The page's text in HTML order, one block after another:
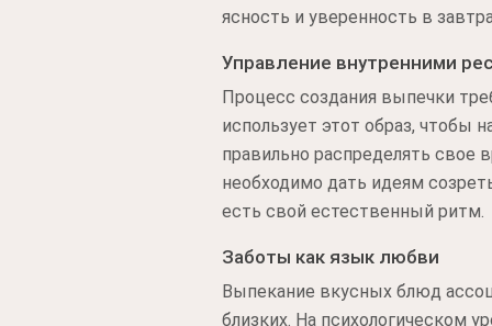
ясность и уверенность в
Управление внутренними
Процесс создания выпечки
использует этот образ,
правильно распределять
необходимо дать идеям
есть свой естественный ритм.
Заботы как язык любви
Выпекание вкусных блюд
близких. На психологическом